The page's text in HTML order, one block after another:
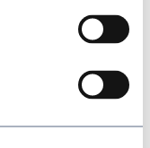
–
lavados